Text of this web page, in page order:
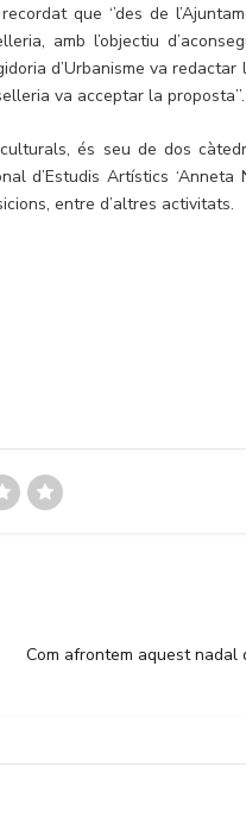
que ‘’des de
amb l’objectiu
d’Urbanisme va
va acceptar la proposta’’.
és seu de dos
d’Estudis Artístics ‘Anneta
entre d’altres activitats.
Com afrontem aquest nadal